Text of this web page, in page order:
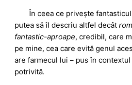
În ceea ce privește
putea să îl descriu altfel decât
fantastic-aproape, credibil, care
pe mine, cea care evită genul
are farmecul lui – pus în
potrivită.